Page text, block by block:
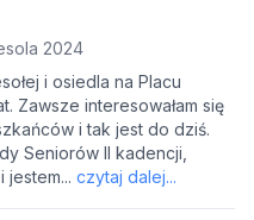
2024
i osiedla na Placu
Zawsze interesowałam się
i tak jest do dziś.
Seniorów II kadencji,
jestem... czytaj dalej...